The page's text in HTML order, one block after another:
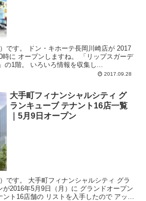
川崎店が 2017
ンしますね。 「リップスガーデ
ン（RITPS GARDEN）」の1階。 いろいろ情報を収集し...
2017.09.28
大手町フィナンシャルシティ グ
ランキューブ テナント16店一覧
｜5月9日オープン
ャルシティ グラ
が2016年5月9日（月）に グランドオープン